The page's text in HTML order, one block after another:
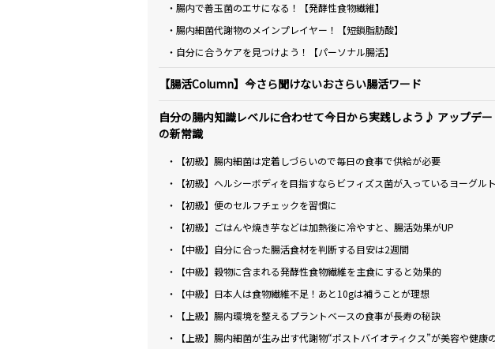
・腸内で善玉菌のエサになる！【発酵性食物繊維】
・腸内細菌代謝物のメインプレイヤー！【短鎖脂肪酸】
・自分に合うケアを見つけよう！【パーソナル腸活】
【腸活Column】今さら聞けないおさらい腸活ワード
自分の腸内知識レベルに合わせて今日から実践しよう♪ アップデ
の新常識
・【初級】腸内細菌は定着しづらいので毎日の食事で供給が必要
・【初級】ヘルシーボディを目指すならビフィズス菌が入っているヨーグル
・【初級】便のセルフチェックを習慣に
・【初級】ごはんや焼き芋などは加熱後に冷やすと、腸活効果がUP
・【中級】自分に合った腸活食材を判断する目安は2週間
・【中級】穀物に含まれる発酵性食物繊維を主食にすると効果的
・【中級】日本人は食物繊維不足！あと10gは補うことが理想
・【上級】腸内環境を整えるプラントベースの食事が長寿の秘訣
・【上級】腸内細菌が生み出す代謝物“ポストバイオティクス”が美容や健康